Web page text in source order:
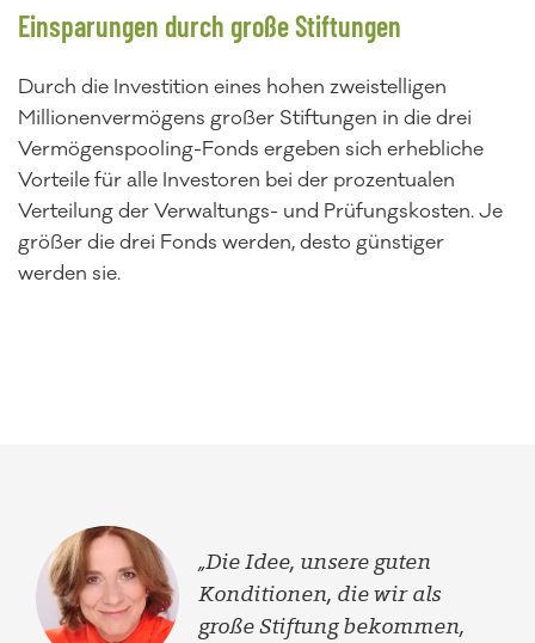
Einsparungen durch große Stiftungen
Durch die Investition eines hohen zweistelligen
Millionenvermögens großer Stiftungen in die drei
Vermögenspooling-Fonds ergeben sich erhebliche
Vorteile für alle Investoren bei der prozentualen
Verteilung der Verwaltungs- und Prüfungskosten. Je
größer die drei Fonds werden, desto günstiger
werden sie.
„Die Idee, unsere guten
Konditionen, die wir als
große Stiftung bekommen,